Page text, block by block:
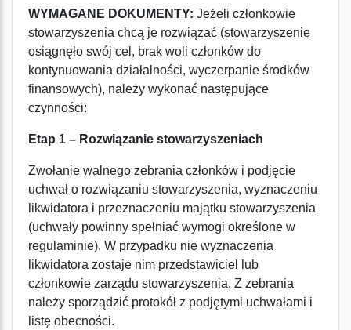
WYMAGANE DOKUMENTY: Jeżeli członkowie
stowarzyszenia chcą je rozwiązać (stowarzyszenie
osiągnęło swój cel, brak woli członków do
kontynuowania działalności, wyczerpanie środków
finansowych), należy wykonać następujące
czynności:
Etap 1 – Rozwiązanie stowarzyszeniach
Zwołanie walnego zebrania członków i podjęcie
uchwał o rozwiązaniu stowarzyszenia, wyznaczeniu
likwidatora i przeznaczeniu majątku stowarzyszenia
(uchwały powinny spełniać wymogi określone w
regulaminie). W przypadku nie wyznaczenia
likwidatora zostaje nim przedstawiciel lub
członkowie zarządu stowarzyszenia. Z zebrania
należy sporządzić protokół z podjętymi uchwałami i
listę obecności.